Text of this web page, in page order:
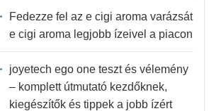
Fedezze fel az e cigi aroma varázsát
e cigi aroma legjobb ízeivel a piacon
joyetech ego one teszt és vélemény
– komplett útmutató kezdőknek,
kiegészítők és tippek a jobb ízért